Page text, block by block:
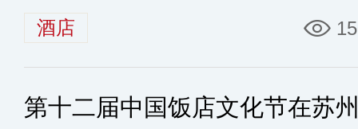
酒店
第十二届中国饭店文化节在苏